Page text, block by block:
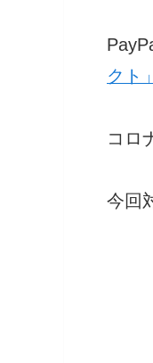
クト」
コロ
今回